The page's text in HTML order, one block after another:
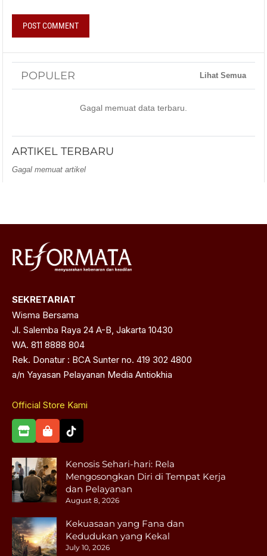
POPULER Lihat Semua
Gagal memuat data terbaru.
ARTIKEL TERBARU
Gagal memuat artikel
SEKRETARIAT
Wisma Bersama
Jl. Salemba Raya 24 A-B, Jakarta 10430
WA. 811 8888 804
Rek. Donatur : BCA Sunter no. 419 302 4800
a/n Yayasan Pelayanan Media Antiokhia
Official Store Kami
Kenosis Sehari-hari: Rela
Mengosongkan Diri di Tempat Kerja
dan Pelayanan
August 8, 2026
Kekuasaan yang Fana dan
Kedudukan yang Kekal
July 10, 2026